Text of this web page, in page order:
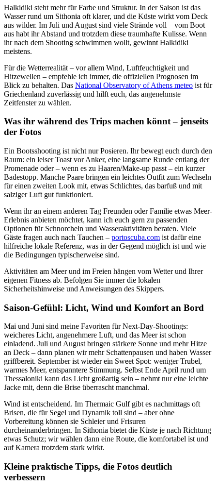
Halkidiki steht mehr für Farbe und Struktur. In der Saison ist das
Wasser rund um Sithonia oft klarer, und die Küste wirkt vom Deck
aus wilder. Im Juli und August sind viele Strände voll – vom Boot
aus habt ihr Abstand und trotzdem diese traumhafte Kulisse. Wenn
ihr nach dem Shooting schwimmen wollt, gewinnt Halkidiki
meistens.
Für die Wetterrealität – vor allem Wind, Luftfeuchtigkeit und
Hitzewellen – empfehle ich immer, die offiziellen Prognosen im
Blick zu behalten. Das National Observatory of Athens meteo ist für
Griechenland zuverlässig und hilft euch, das angenehmste
Zeitfenster zu wählen.
Was ihr während des Trips machen könnt – jenseits
der Fotos
Ein Bootsshooting ist nicht nur Posieren. Ihr bewegt euch durch den
Raum: ein leiser Toast vor Anker, eine langsame Runde entlang der
Promenade oder – wenn es zu Haaren/Make-up passt – ein kurzer
Badestopp. Manche Paare bringen ein leichtes Outfit zum Wechseln
für einen zweiten Look mit, etwas Schlichtes, das barfuß und mit
salziger Luft gut funktioniert.
Wenn ihr an einem anderen Tag Freunden oder Familie etwas Meer-
Erlebnis anbieten möchtet, kann ich euch gern zu passenden
Optionen für Schnorcheln und Wasseraktivitäten beraten. Viele
Gäste fragen auch nach Tauchen – portoscuba.com ist dafür eine
hilfreiche lokale Referenz, was in der Gegend möglich ist und wie
die Bedingungen typischerweise sind.
Aktivitäten am Meer und im Freien hängen vom Wetter und Ihrer
eigenen Fitness ab. Befolgen Sie immer die lokalen
Sicherheitshinweise und Anweisungen des Skippers.
Saison-Gefühl: Licht, Wind und Komfort an Bord
Mai und Juni sind meine Favoriten für Next-Day-Shootings:
weicheres Licht, angenehmere Luft, und das Meer ist schon
einladend. Juli und August bringen stärkere Sonne und mehr Hitze
an Deck – dann planen wir mehr Schattenpausen und haben Wasser
griffbereit. September ist wieder ein Sweet Spot: weniger Trubel,
warmes Meer, entspanntere Stimmung. Selbst Ende April rund um
Thessaloniki kann das Licht großartig sein – nehmt nur eine leichte
Jacke mit, denn die Brise überrascht manchmal.
Wind ist entscheidend. Im Thermaic Gulf gibt es nachmittags oft
Brisen, die für Segel und Dynamik toll sind – aber ohne
Vorbereitung können sie Schleier und Frisuren
durcheinanderbringen. In Sithonia bietet die Küste je nach Richtung
etwas Schutz; wir wählen dann eine Route, die komfortabel ist und
auf Kamera trotzdem stark wirkt.
Kleine praktische Tipps, die Fotos deutlich
verbessern